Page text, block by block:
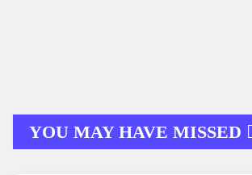
YOU MAY HAVE MISSED